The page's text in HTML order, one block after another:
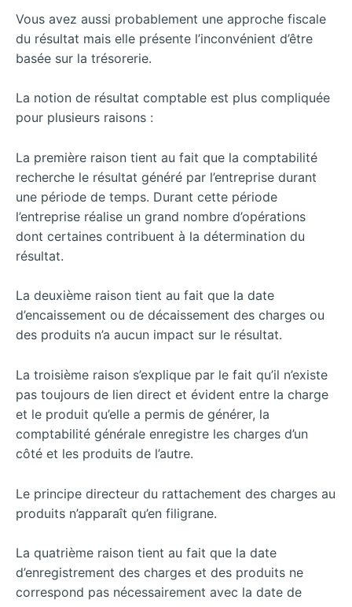
Vous avez aussi probablement une approche fiscale
du résultat mais elle présente l’inconvénient d’être
basée sur la trésorerie.
La notion de résultat comptable est plus compliquée
pour plusieurs raisons :
La première raison tient au fait que la comptabilité
recherche le résultat généré par l’entreprise durant
une période de temps. Durant cette période
l’entreprise réalise un grand nombre d’opérations
dont certaines contribuent à la détermination du
résultat.
La deuxième raison tient au fait que la date
d’encaissement ou de décaissement des charges ou
des produits n’a aucun impact sur le résultat.
La troisième raison s’explique par le fait qu’il n’existe
pas toujours de lien direct et évident entre la charge
et le produit qu’elle a permis de générer, la
comptabilité générale enregistre les charges d’un
côté et les produits de l’autre.
Le principe directeur du rattachement des charges au
produits n’apparaît qu’en filigrane.
La quatrième raison tient au fait que la date
d’enregistrement des charges et des produits ne
correspond pas nécessairement avec la date de